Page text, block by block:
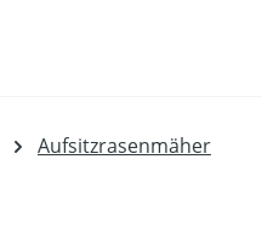
Aufsitzrasenmäher